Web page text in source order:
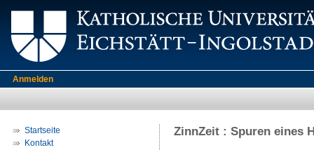
Anmelden
Startseite
Kontakt
ZinnZeit : Spuren eines